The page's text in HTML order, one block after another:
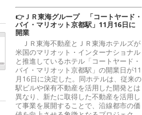
👉ＪＲ東海グループ 「コートヤード・
バイ・マリオット京都駅」11月16日に
開業
ＪＲ東海不動産とＪＲ東海ホテルズが
米国のマリオット・インターナショナル
と推進しているホテル「コートヤード・
バイ・マリオット京都駅」の開業日が11
月16日に決定した。同ホテルは、従来の
駅ビルや保有不動産を活用した開発とは
異なり、新たに取得した不動産を活用し
て事業を展開することで、沿線都市の価